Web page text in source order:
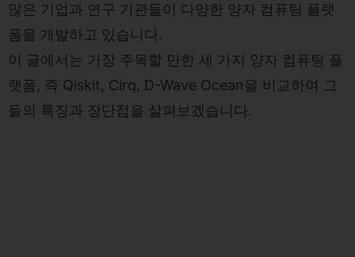
많은 기업과 연구 기관들이 다양한 양자 컴퓨팅 플랫
폼을 개발하고 있습니다.
이 글에서는 가장 주목할 만한 세 가지 양자 컴퓨팅 플
랫폼, 즉 Qiskit, Cirq, D-Wave Ocean을 비교하여 그
들의 특징과 장단점을 살펴보겠습니다.